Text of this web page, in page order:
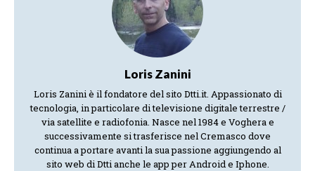
Loris Zanini
Loris Zanini è il fondatore del sito Dtti.it. Appassionato di
tecnologia, in particolare di televisione digitale terrestre /
via satellite e radiofonia. Nasce nel 1984 e Voghera e
successivamente si trasferisce nel Cremasco dove
continua a portare avanti la sua passione aggiungendo al
sito web di Dtti anche le app per Android e Iphone.